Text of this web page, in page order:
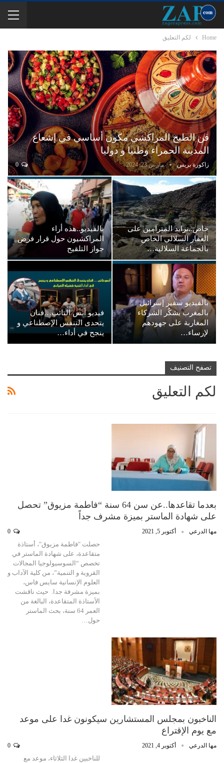
Home لكم التعليق
فن الطبخ المراكشي مكون أساسي في إشعاع
المدينة الحمراء وطنيا و دوليا
زاكورة بريس مارس 23, 2024 0
خاص..تزايد المترامين على
العقار السلالي الخاص
بالجماعة السلالية…
بالفيديو..هذه أراء
المراكشيون حول قرار فرض
جواز التلقيح
بالفيديو سفير إسرائيل
بالمغرب يشكُر الشركاء
المغاربة على جهودهم
لإرساء…
فيديو أنس التائب…فنان
يتحدى التنفس الإصطناعي و
ينجح في أداء…
تصفح التصنيف
لكم التعليق
بعدما تقاعدها..عن سن 64 سنة “فاطمة مزيوق” تحصل
على شهادة الماستر بميزة مشرف جداً
مها الدرعي أكتوبر 5, 2021
حصلت "فاطمة مزيوق"، أستاذة
متقاعدة، على شهادة الماستر في
تخصص “السوسيولوجيا المجالات
القروية و التنمية”، من كلية الآداب و
العلوم الإنسانية سايس فاس،
بميزة مشرفة جدا. حيث ناقشت
الأستاذة المتقاعدة، البالغة من
العمر 64 سنة، بحث الماستر
حول…
الناخبون بمجلس المستشارين سيكونون غدا على موعد
مع يوم الإقتراع
مها الدرعي أكتوبر 4, 2021
للناخبين غدا الثلاثاء، موعد مع